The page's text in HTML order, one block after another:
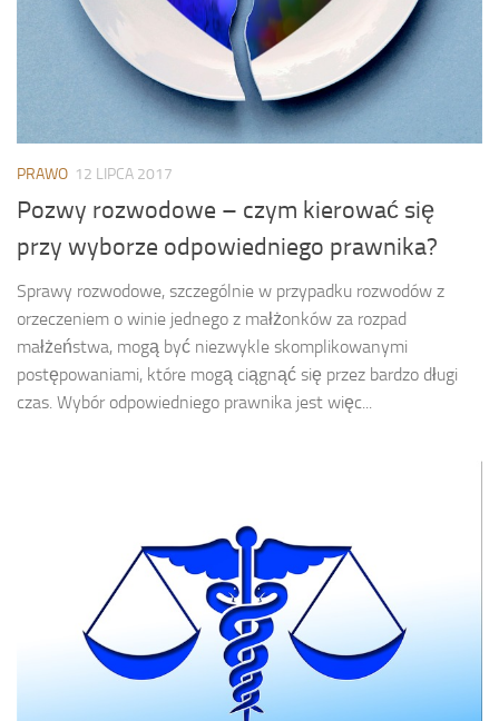
PRAWO 12 LIPCA 2017
Pozwy rozwodowe – czym kierować się
przy wyborze odpowiedniego prawnika?
Sprawy rozwodowe, szczególnie w przypadku rozwodów z
orzeczeniem o winie jednego z małżonków za rozpad
małżeństwa, mogą być niezwykle skomplikowanymi
postępowaniami, które mogą ciągnąć się przez bardzo długi
czas. Wybór odpowiedniego prawnika jest więc...